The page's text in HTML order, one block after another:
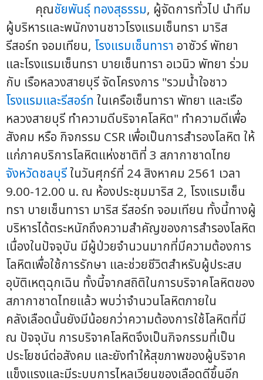
คุณชัยพันธุ์ ทองสุธรรม, ผู้จัดการทั่วไป นำทีม
ผู้บริหารและพนักงานชาวโรงแรมเซ็นทรา มาริส
รีสอร์ท จอมเทียน, โรงแรมเซ็นทารา อาซัวร์ พัทยา
และโรงแรมเซ็นทรา บายเซ็นทารา อเวนิว พัทยา ร่วม
กับ เรือหลวงสายบุรี จัดโครงการ "รวมน้ำใจชาว
โรงแรมและรีสอร์ท ในเครือเซ็นทารา พัทยา และเรือ
หลวงสายบุรี ทำความดีบริจาคโลหิต" ทำความดีเพื่อ
สังคม หรือ กิจกรรม CSR เพื่อเป็นการสำรองโลหิต ให้
แก่ภาคบริการโลหิตแห่งชาติที่ 3 สภากาชาดไทย
จังหวัดชลบุรีในวันศุกร์ที่ 24 สิงหาคม 2561 เวลา
9.00-12.00 น. ณ ห้องประชุมมาริส 2, โรงแรมเซ็น
ทรา บายเซ็นทารา มาริส รีสอร์ท จอมเทียน ทั้งนี้ทางผู้
บริหารได้ตระหนักถึงความสำคัญของการสำรองโลหิต
เนื่องในปัจจุบัน มีผู้ป่วยจำนวนมากที่มีความต้องการ
โลหิตเพื่อใช้การรักษา และช่วยชีวิตสำหรับผู้ประสบ
อุบัติเหตุฉุกเฉิน ทั้งนี้จากสถิติในการบริจาคโลหิตของ
สภากาชาดไทยแล้ว พบว่าจำนวนโลหิตภายใน
คลังเลือดนั้นยังมีน้อยกว่าความต้องการใช้โลหิตที่มี
ณ ปัจจุบัน การบริจาคโลหิตจึงเป็นกิจกรรมที่เป็น
ประโยชน์ต่อสังคม และยังทำให้สุขภาพของผู้บริจาค
แข็งแรงและมีระบบการไหลเวียนของเลือดดีขึ้นอีก